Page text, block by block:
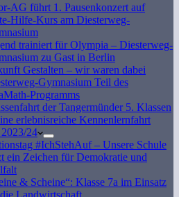
AG führt 1. Pausenkonzert auf
Hilfe-Kurs am Diesterweg-
trainiert für Olympia – Diesterweg-
zu Gast in Berlin
Gestalten – wir waren dabei
Gymnasium Teil des
Programms
der Tangermünder 5. Klassen
erlebnisreiche Kennenlernfahrt
24
#IchStehAuf – Unsere Schule
ein Zeichen für Demokratie und
& Scheine“: Klasse 7a im Einsatz